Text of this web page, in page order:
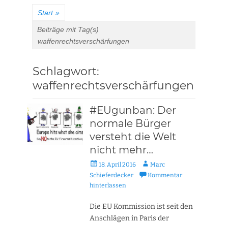
Start »
Beiträge mit Tag(s)
waffenrechtsverschärfungen
Schlagwort:
waffenrechtsverschärfungen
#EUgunban: Der
normale Bürger
versteht die Welt
nicht mehr…
Veröffentlicht
am
18. April 2016 AutorMarc
Schieferdecker
Kommentar
hinterlassen
Die EU Kommission ist seit den
Anschlägen in Paris der